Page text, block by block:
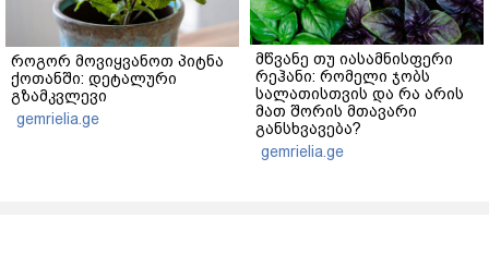
როგორ მოვიყვანოთ პიტნა
ქოთანში: დეტალური
გზამკვლევი
gemrielia.ge
მწვანე თუ იასამნისფერი
რეჰანი: რომელი ჯობს
სალათისთვის და რა არის
მათ შორის მთავარი
განსხვავება?
gemrielia.ge